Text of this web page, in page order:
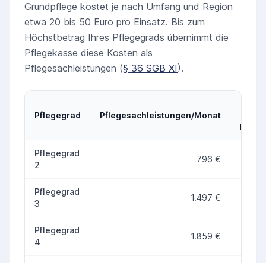
Grundpflege kostet je nach Umfang und Region
etwa 20 bis 50 Euro pro Einsatz. Bis zum
Höchstbetrag Ihres Pflegegrads übernimmt die
Pflegekasse diese Kosten als
Pflegesachleistungen (§ 36 SGB XI).
Pflegegrad Pflegesachleistungen/Monat
Pflegegrad
2
796 €
Pflegegrad
3
1.497 €
Pflegegrad
4
1.859 €